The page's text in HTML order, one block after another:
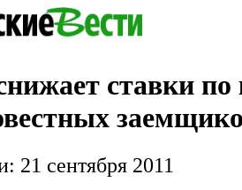
ставки по
21 сентября 2011